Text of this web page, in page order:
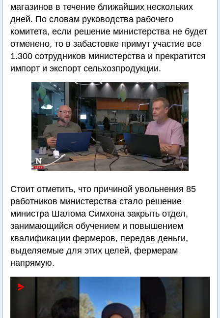
магазинов в течение ближайших нескольких
дней. По словам руководства рабочего
комитета, если решение министерства не будет
отменено, то в забастовке примут участие все
1.300 сотрудников министерства и прекратится
импорт и экспорт сельхозпродукции.
Стоит отметить, что причиной увольнения 85
работников министерства стало решение
министра Шалома Симхона закрыть отдел,
занимающийся обучением и повышением
квалификации фермеров, передав деньги,
выделяемые для этих целей, фермерам
напрямую.